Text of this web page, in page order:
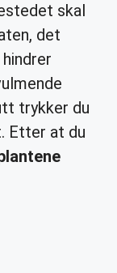
skal
det
trykker du
Etter at du